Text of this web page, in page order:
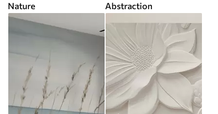
Nature Abstraction